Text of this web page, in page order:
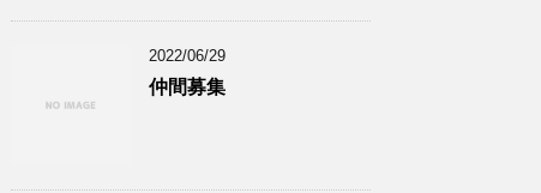
2022/06/29
仲間募集